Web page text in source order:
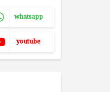
whatsapp
youtube